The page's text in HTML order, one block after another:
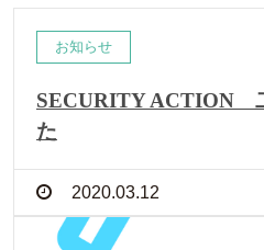
お知らせ
SECURITY ACTION
た
2020.03.12